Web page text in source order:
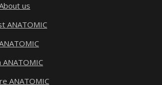
us
ANATOMIC
ANATOMIC
ANATOMIC